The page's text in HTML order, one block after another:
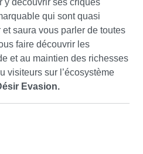
qui sont quasi
saura vous parler de toutes
faire découvrir les
et au maintien des richesses
visiteurs sur l’écosystème
Evasion.